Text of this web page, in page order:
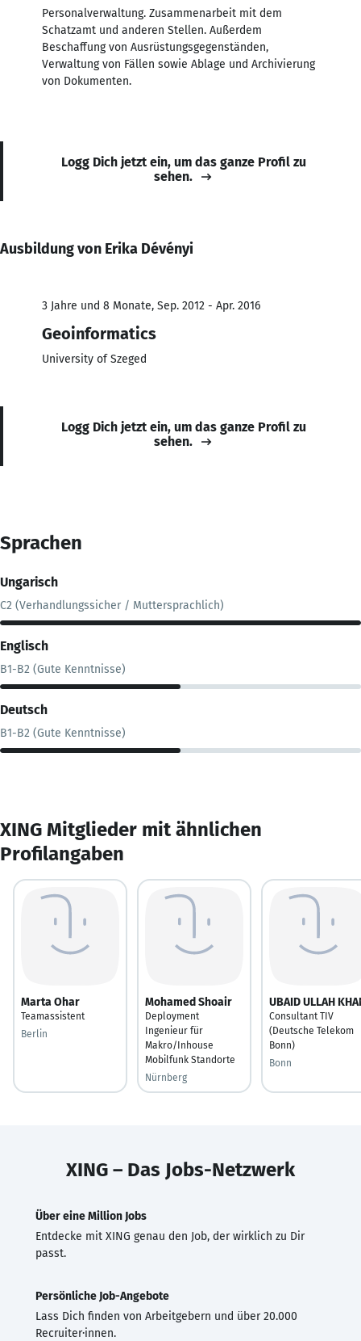
Personalverwaltung. Zusammenarbeit mit dem
Schatzamt und anderen Stellen. Außerdem
Beschaffung von Ausrüstungsgegenständen,
Verwaltung von Fällen sowie Ablage und Archivierung
von Dokumenten.
Logg Dich jetzt ein, um das ganze Profil zu
sehen.
Ausbildung von Erika Dévényi
3 Jahre und 8 Monate, Sep. 2012 - Apr. 2016
Geoinformatics
University of Szeged
Logg Dich jetzt ein, um das ganze Profil zu
sehen.
Sprachen
Ungarisch
C2 (Verhandlungssicher / Muttersprachlich)
Englisch
B1-B2 (Gute Kenntnisse)
Deutsch
B1-B2 (Gute Kenntnisse)
XING Mitglieder mit ähnlichen
Profilangaben
Marta Ohar
Teamassistent
Berlin
Mohamed Shoair
Deployment
Ingenieur für
Makro/Inhouse
Mobilfunk Standorte
Nürnberg
UBAID ULLAH
Consultant TIV
(Deutsche Telekom
Bonn)
Bonn
XING – Das Jobs-Netzwerk
Über eine Million Jobs
Entdecke mit XING genau den Job, der wirklich zu Dir
passt.
Persönliche Job-Angebote
Lass Dich finden von Arbeitgebern und über 20.000
Recruiter·innen.